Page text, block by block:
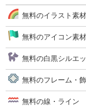
無料のイラスト素材
無料のアイコン素材
無料の白黒シルエ
無料のフレーム・
無料の線・ライン